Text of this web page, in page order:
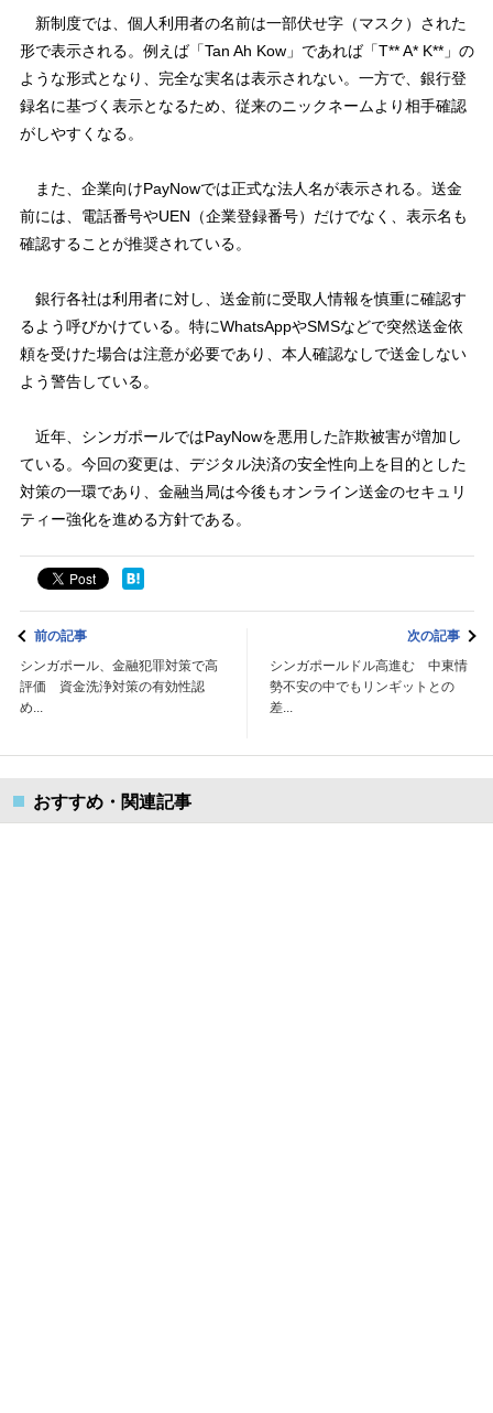
新制度では、個人利用者の名前は一部伏せ字（マスク）された
形で表示される。例えば「Tan Ah Kow」であれば「T** A* K**」の
ような形式となり、完全な実名は表示されない。一方で、銀行登
録名に基づく表示となるため、従来のニックネームより相手確認
がしやすくなる。
また、企業向けPayNowでは正式な法人名が表示される。送金
前には、電話番号やUEN（企業登録番号）だけでなく、表示名も
確認することが推奨されている。
銀行各社は利用者に対し、送金前に受取人情報を慎重に確認す
るよう呼びかけている。特にWhatsAppやSMSなどで突然送金依
頼を受けた場合は注意が必要であり、本人確認なしで送金しない
よう警告している。
近年、シンガポールではPayNowを悪用した詐欺被害が増加し
ている。今回の変更は、デジタル決済の安全性向上を目的とした
対策の一環であり、金融当局は今後もオンライン送金のセキュリ
ティー強化を進める方針である。
前の記事
シンガポール、金融犯罪対策で高
評価 資金洗浄対策の有効性認
め...
次の記事
シンガポールドル高進む 中東情
勢不安の中でもリンギットとの
差...
おすすめ・関連記事